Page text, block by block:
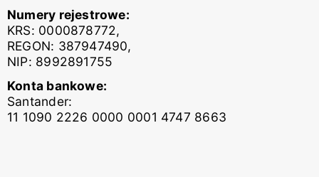
Numery rejestrowe:
KRS: 0000878772,
REGON: 387947490,
NIP: 8992891755
Konta bankowe:
Santander:
11 1090 2226 0000 0001 4747 8663